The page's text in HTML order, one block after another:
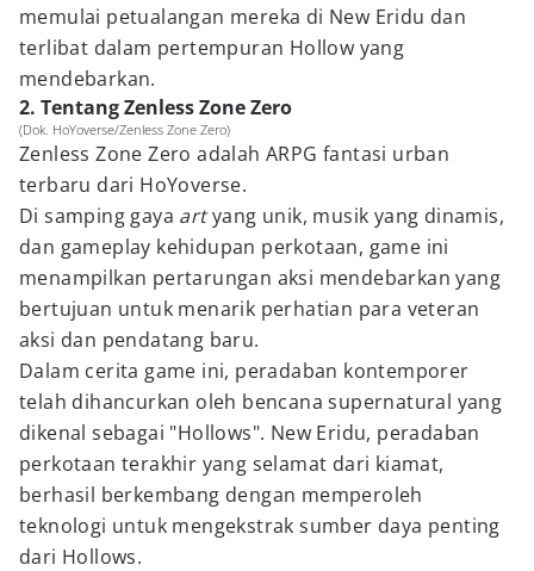
memulai petualangan mereka di New Eridu dan
terlibat dalam pertempuran Hollow yang
mendebarkan.
2. Tentang Zenless Zone Zero
(Dok. HoYoverse/Zenless Zone Zero)
Zenless Zone Zero adalah ARPG fantasi urban
terbaru dari HoYoverse.
Di samping gaya artyang unik, musik yang dinamis,
dan gameplay kehidupan perkotaan, game ini
menampilkan pertarungan aksi mendebarkan yang
bertujuan untuk menarik perhatian para veteran
aksi dan pendatang baru.
Dalam cerita game ini, peradaban kontemporer
telah dihancurkan oleh bencana supernatural yang
dikenal sebagai "Hollows". New Eridu, peradaban
perkotaan terakhir yang selamat dari kiamat,
berhasil berkembang dengan memperoleh
teknologi untuk mengekstrak sumber daya penting
dari Hollows.